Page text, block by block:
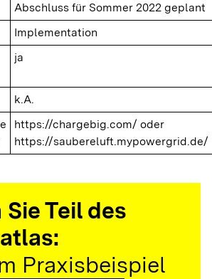
Abschluss für Sommer 2022 geplant
Implementation
ja
k.A.
https://chargebig.com/ oder
https://saubereluft.mypowergrid.de/
Teil des
Praxisbeispiel